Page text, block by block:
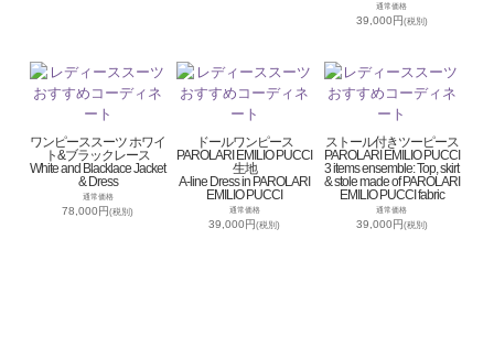
通常価格
39,000円(税別)
ワンピーススーツ ホワイ
ト&ブラックレース
White and Blacklace Jacket
& Dress
通常価格
78,000円(税別)
ドールワンピース
PAROLARI EMILIO PUCCI
生地
A-line Dress in PAROLARI
EMILIO PUCCI
通常価格
39,000円(税別)
ストール付きツーピース
PAROLARI EMILIO PUCCI
3 items ensemble: Top, skirt
& stole made of PAROLARI
EMILIO PUCCI fabric
通常価格
39,000円(税別)